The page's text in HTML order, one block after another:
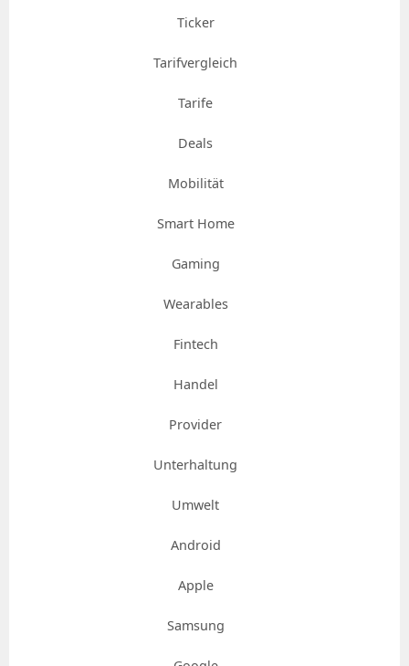
Ticker
Tarifvergleich
Tarife
Deals
Mobilität
Smart Home
Gaming
Wearables
Fintech
Handel
Provider
Unterhaltung
Umwelt
Android
Apple
Samsung